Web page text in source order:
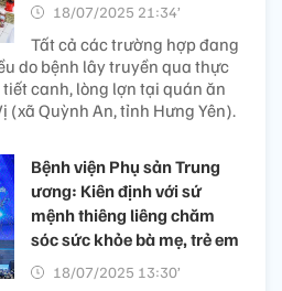
18/07/2025 21:34’
Tất cả các trường hợp đang
do bệnh lây truyền qua thực
canh, lòng lợn tại quán ăn
(xã Quỳnh An, tỉnh Hưng Yên).
Bệnh viện Phụ sản Trung
ương: Kiên định với sứ
mệnh thiêng liêng chăm
sóc sức khỏe bà mẹ, trẻ em
18/07/2025 13:30’